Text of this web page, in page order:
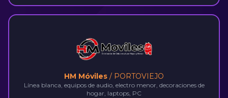
HM Móviles / PORTOVIEJO
Línea blanca, equipos de audio, electro menor, decoraciones de
hogar, laptops, PC